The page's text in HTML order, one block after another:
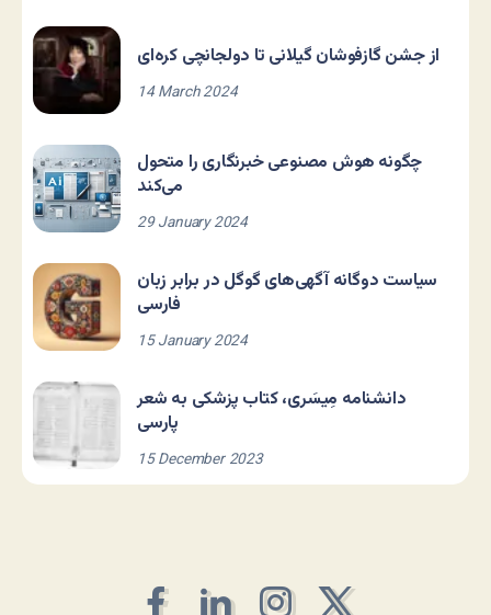
از جشن گازفوشان گیلانی تا دولجانچی کره‌ای
14 March 2024
چگونه هوش مصنوعی خبرنگاری را متحول
می‌کند
29 January 2024
سیاست دوگانه آگهی‌های گوگل در برابر زبان
فارسی
15 January 2024
دانشنامه مِیسَری، کتاب پزشکی به شعر
پارسی
15 December 2023